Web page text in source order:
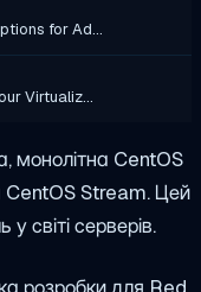
for Ad…
Virtualiz…
монолітна CentOS
CentOS Stream. Цей
світі серверів.